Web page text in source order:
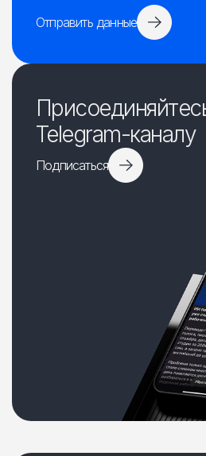
Отправить данные
Telegram-каналу
Подписаться